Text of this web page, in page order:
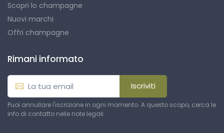
Scopri lo champagne
Nuovi marchi
Offri champagne
Rimani informato
Iscriviti
Puoi annullare l'iscrizione in ogni momento. A questo scopo, cerca le
info di contatto nelle note legali.